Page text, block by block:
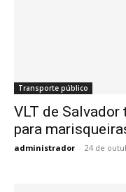
Transporte público
VLT de Salvador
para
administrador - 24 de